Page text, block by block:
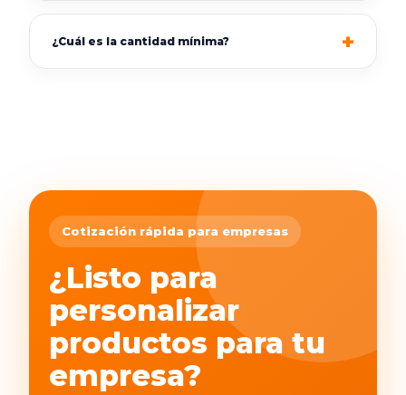
¿Cuál es la cantidad mínima?
Cotización rápida para empresas
¿Listo para
personalizar
productos para tu
empresa?